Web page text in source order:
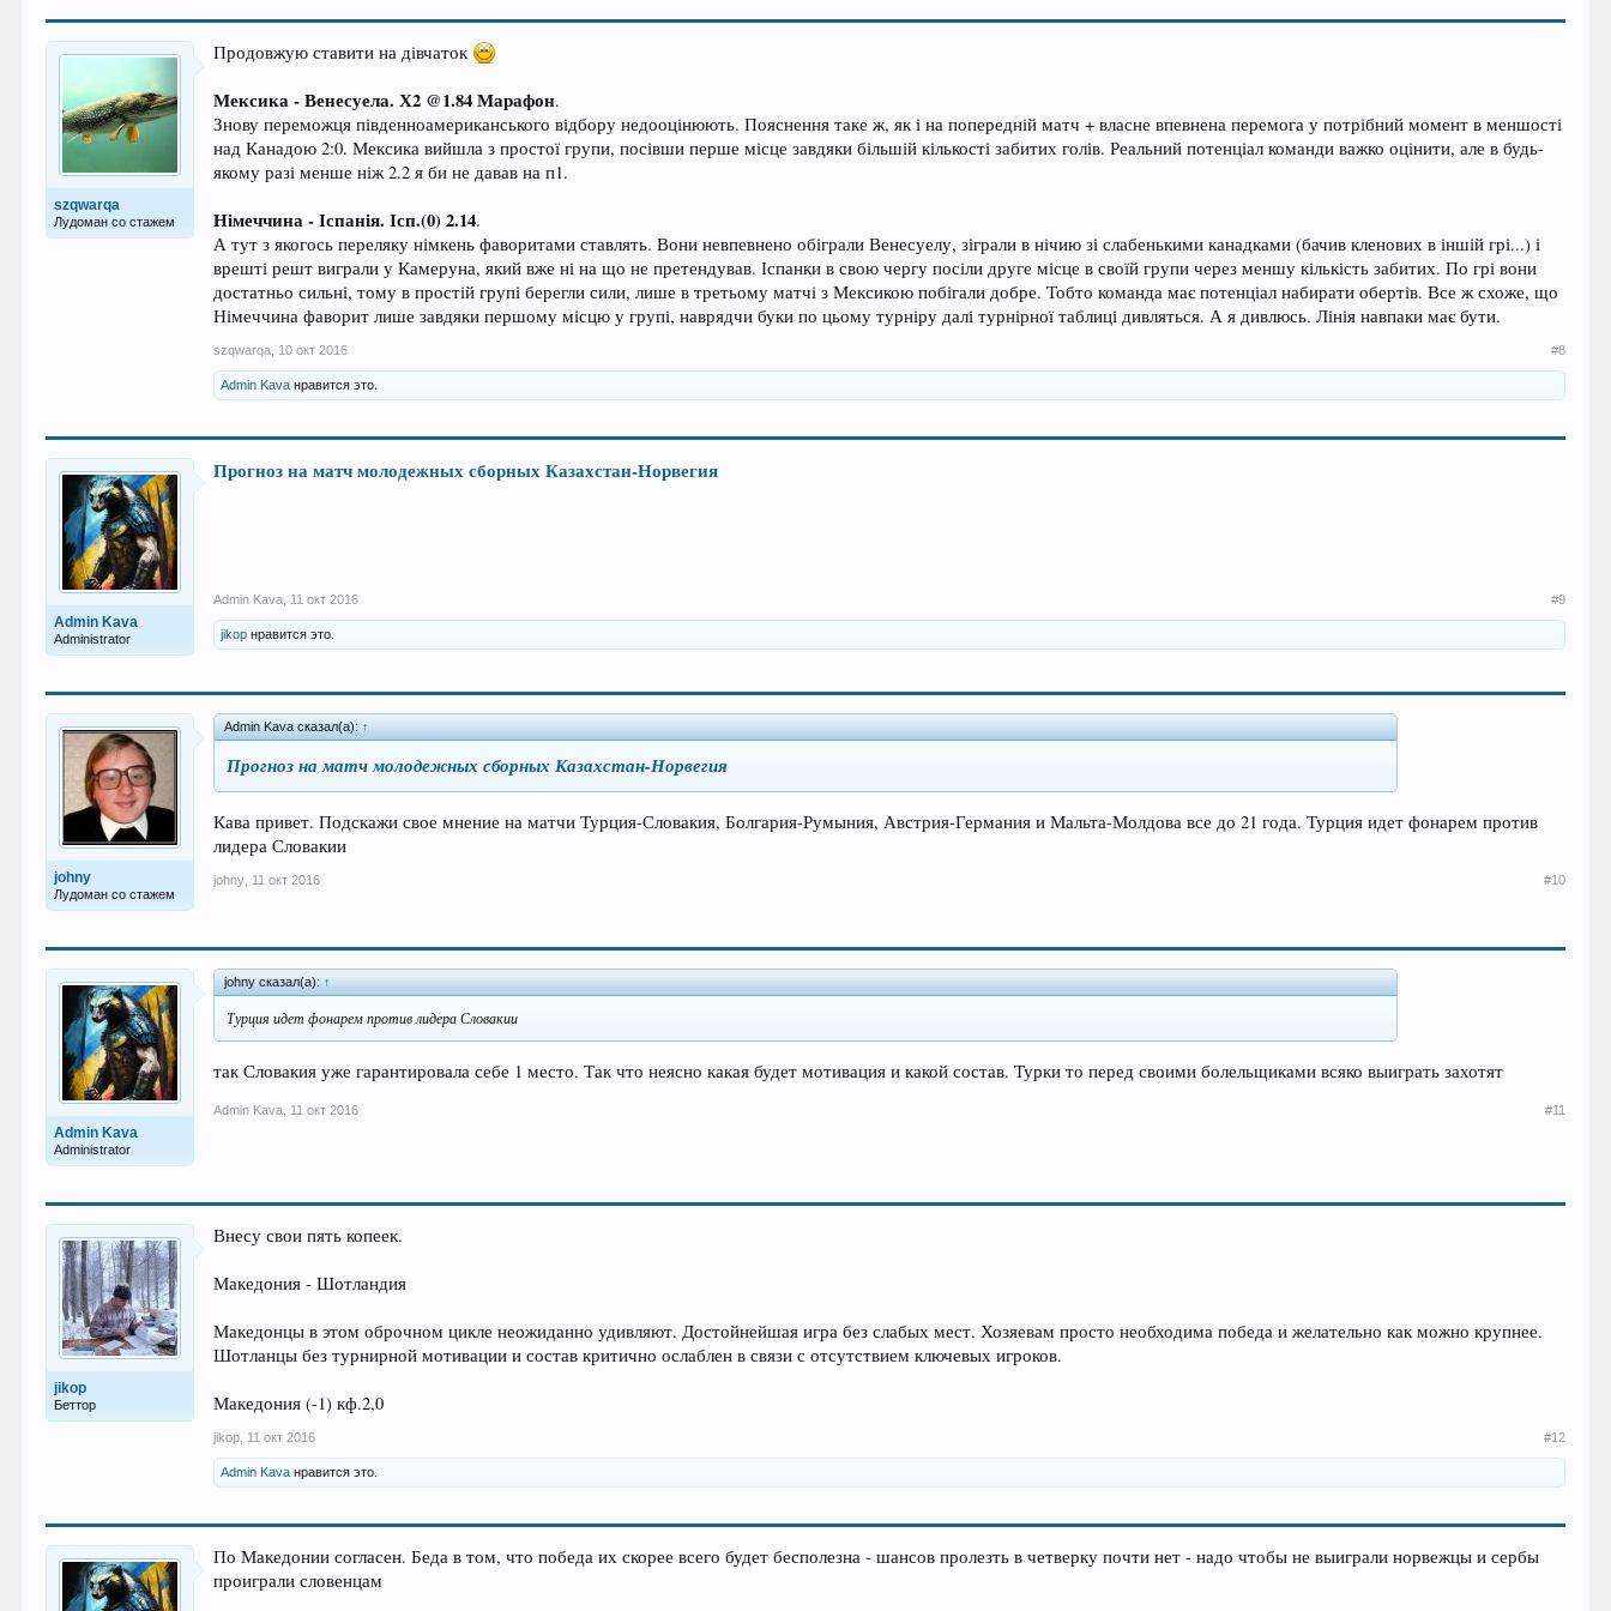
szqwarqa
Лудоман со стажем
Продовжую ставити на дівчаток
Мексика - Венесуела. Х2 @1.84 Марафон.
Знову переможця південноамериканського відбору недооцінюють. Пояснення таке ж, як і на попередній матч + власне впевнена перемога у потрібний момент в меншості
над Канадою 2:0. Мексика вийшла з простої групи, посівши перше місце завдяки більшій кількості забитих голів. Реальний потенціал команди важко оцінити, але в будь-
якому разі менше ніж 2.2 я би не давав на п1.
Німеччина - Іспанія. Ісп.(0) 2.14.
А тут з якогось переляку німкень фаворитами ставлять. Вони невпевнено обіграли Венесуелу, зіграли в нічию зі слабенькими канадками (бачив кленових в іншій грі...) і
врешті решт виграли у Камеруна, який вже ні на що не претендував. Іспанки в свою чергу посіли друге місце в своїй групи через меншу кількість забитих. По грі вони
достатньо сильні, тому в простій групі берегли сили, лише в третьому матчі з Мексикою побігали добре. Тобто команда має потенціал набирати обертів. Все ж схоже, що
Німеччина фаворит лише завдяки першому місцю у групі, наврядчи буки по цьому турніру далі турнірної таблиці дивляться. А я дивлюсь. Лінія навпаки має бути.
szqwarqa 10 окт 2016 #8
Admin Kava нравится это.
Admin Kava
Administrator
Прогноз на матч молодежных сборных Казахстан-Норвегия
Admin Kava 11 окт 2016 #9
jikop нравится это.
johny
Лудоман со стажем
Admin Kava сказал(а): ↑
Прогноз на матч молодежных сборных Казахстан-Норвегия
Кава привет. Подскажи свое мнение на матчи Турция-Словакия, Болгария-Румыния, Австрия-Германия и Мальта-Молдова все до 21 года. Турция идет фонарем против
лидера Словакии
johny 11 окт 2016 #10
Admin Kava
Administrator
johny сказал(а): ↑
Турция идет фонарем против лидера Словакии
так Словакия уже гарантировала себе 1 место. Так что неясно какая будет мотивация и какой состав. Турки то перед своими болельщиками всяко выиграть захотят
Admin Kava 11 окт 2016 #11
jikop
Беттор
Внесу свои пять копеек.
Македония - Шотландия
Македонцы в этом оброчном цикле неожиданно удивляют. Достойнейшая игра без слабых мест. Хозяевам просто необходима победа и желательно как можно крупнее.
Шотланцы без турнирной мотивации и состав критично ослаблен в связи с отсутствием ключевых игроков.
Македония (-1) кф.2,0
jikop 11 окт 2016 #12
Admin Kava нравится это.
По Македонии согласен. Беда в том, что победа их скорее всего будет бесполезна - шансов пролезть в четверку почти нет - надо чтобы не выиграли норвежцы и сербы
проиграли словенцам